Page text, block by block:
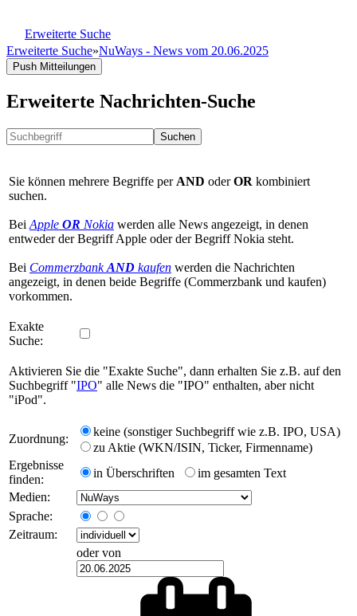
Erweiterte Suche
Erweiterte Suche»NuWays - News vom 20.06.2025
Push Mitteilungen
Erweiterte Nachrichten-Suche
Suchen
Sie können mehrere Begriffe per AND oderOR kombiniert
suchen.
Bei Apple OR Nokia werden alle News angezeigt, in denen
entweder der Begriff Apple oder der Begriff Nokia steht.
Bei CommerzbankAND kaufen werden die Nachrichten
angezeigt, in denen beide Begriffe (Commerzbank und kaufen)
vorkommen.
Exakte
Suche:
Aktivieren Sie die "Exakte Suche", dann erhalten Sie z.B. auf den
Suchbegriff "IPO" alle News die "IPO" enthalten, aber nicht
"iPod".
Zuordnung:
keine (sonstiger Suchbegriff wie z.B. IPO, USA)
zu Aktie (WKN/ISIN, Ticker, Firmenname)
Ergebnisse
finden:
in Überschriften
im gesamten Text
Medien:
Sprache:
Zeitraum:
oder von